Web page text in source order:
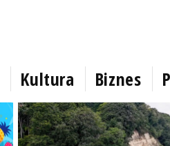
Kultura Biznes